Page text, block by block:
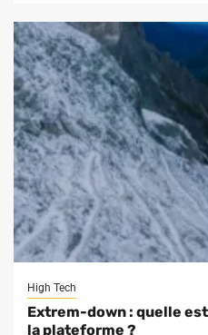
High Tech
Extrem-down : quelle
la plateforme ?